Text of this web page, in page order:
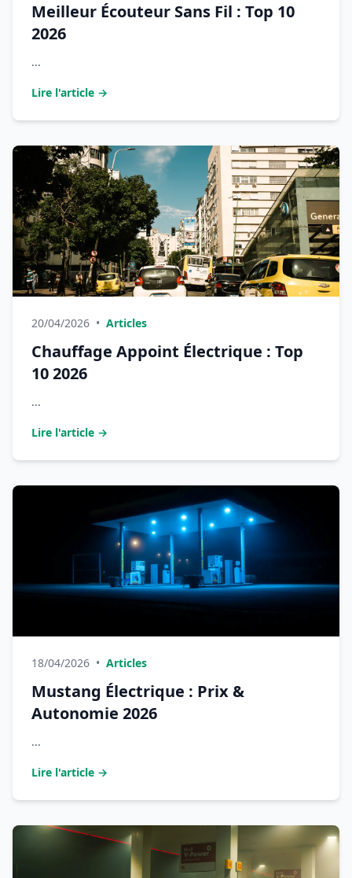
Meilleur Écouteur Sans Fil : Top 10
2026
...
Lire l'article →
20/04/2026 • Articles
Chauffage Appoint Électrique : Top
10 2026
...
Lire l'article →
18/04/2026 • Articles
Mustang Électrique : Prix &
Autonomie 2026
...
Lire l'article →